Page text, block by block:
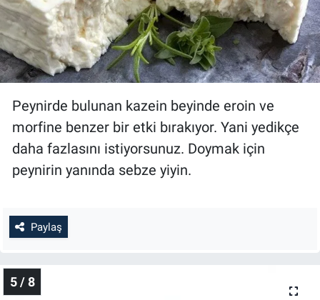
Peynirde bulunan kazein beyinde eroin ve
morfine benzer bir etki bırakıyor. Yani yedikçe
daha fazlasını istiyorsunuz. Doymak için
peynirin yanında sebze yiyin.
Paylaş
5 / 8